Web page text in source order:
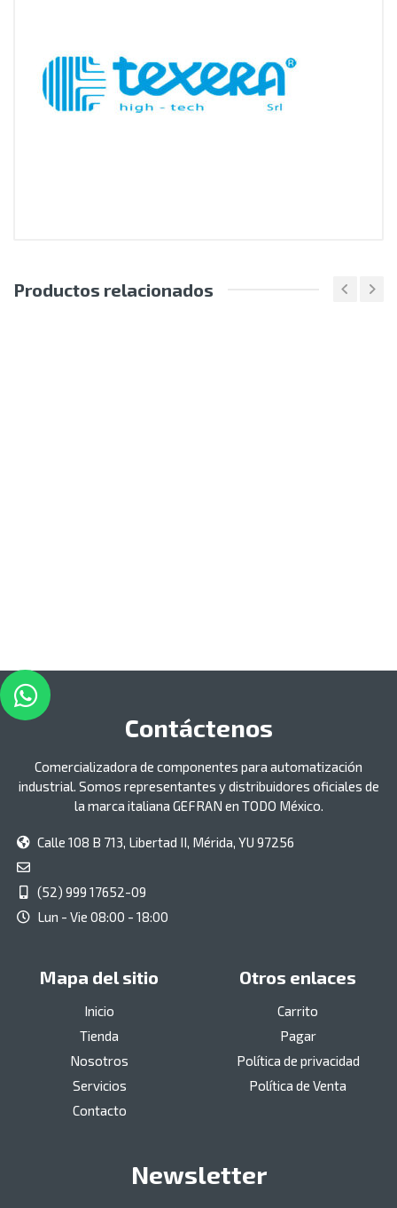
Productos relacionados
Contáctenos
Comercializadora de componentes para automatización
industrial. Somos representantes y distribuidores oficiales de
la marca italiana GEFRAN en TODO México.
Calle 108 B 713, Libertad II, Mérida, YU 97256
(52) 999 17652-09
Lun - Vie 08:00 - 18:00
Mapa del sitio
Inicio
Tienda
Nosotros
Servicios
Contacto
Otros enlaces
Carrito
Pagar
Política de privacidad
Política de Venta
Newsletter